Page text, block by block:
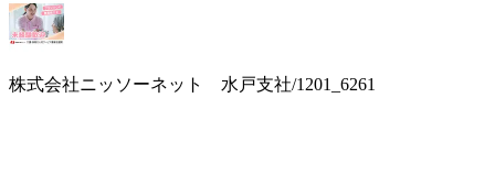
株式会社ニッソーネット 水戸支社/1201_6261